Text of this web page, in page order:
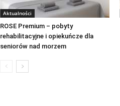
Aktualności
ROSE Premium – pobyty
rehabilitacyjne i opiekuńcze dla
seniorów nad morzem